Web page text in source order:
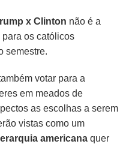
x Clinton não é a
os católicos
semestre.
votar para a
em meados de
as escolhas a serem
vistas como um
americana quer